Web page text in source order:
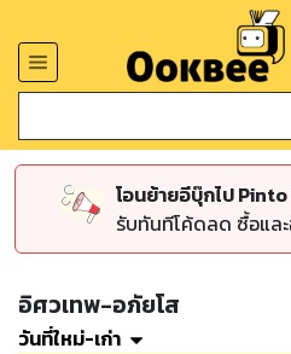
โอนย้ายอีบุ๊กไป
รับทันทีโค้ดลด ซื้อแล
อิศวเทพ-อภัยโส
วันที่ใหม่-เก่า